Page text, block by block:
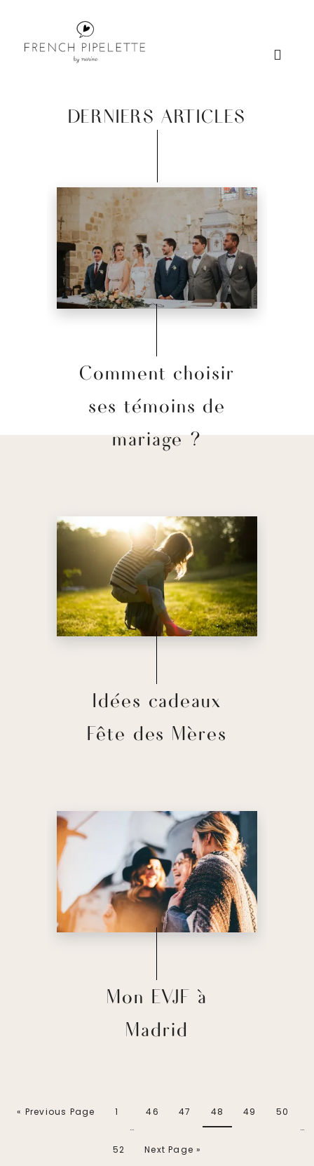
DERNIERS ARTICLES
Comment choisir
ses témoins de
mariage ?
Idées cadeaux
Fête des Mères
Mon EVJF à
Madrid
« Previous Page
1
…
46 47 48 49
50
…
52
Next Page »